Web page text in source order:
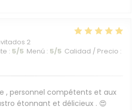
2
: 5/5 Menú : 5/5 Calidad / Precio :
, personnel compétents et aux
étonnant et délicieux . 😍